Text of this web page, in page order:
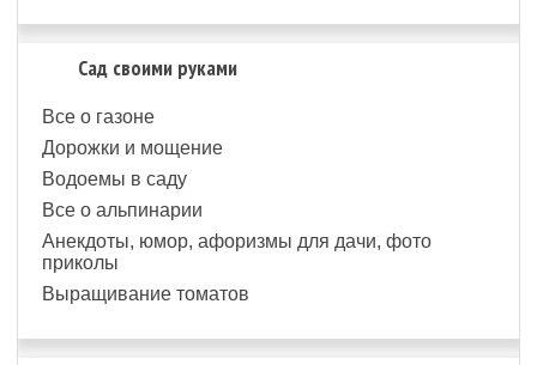
Сад своими руками
Все о газоне
Дорожки и мощение
Водоемы в саду
Все о альпинарии
Анекдоты, юмор, афоризмы для дачи, фото
приколы
Выращивание томатов